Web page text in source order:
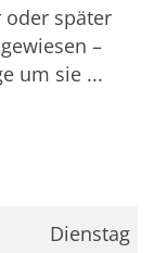
oder später
–
um sie ...
Dienstag